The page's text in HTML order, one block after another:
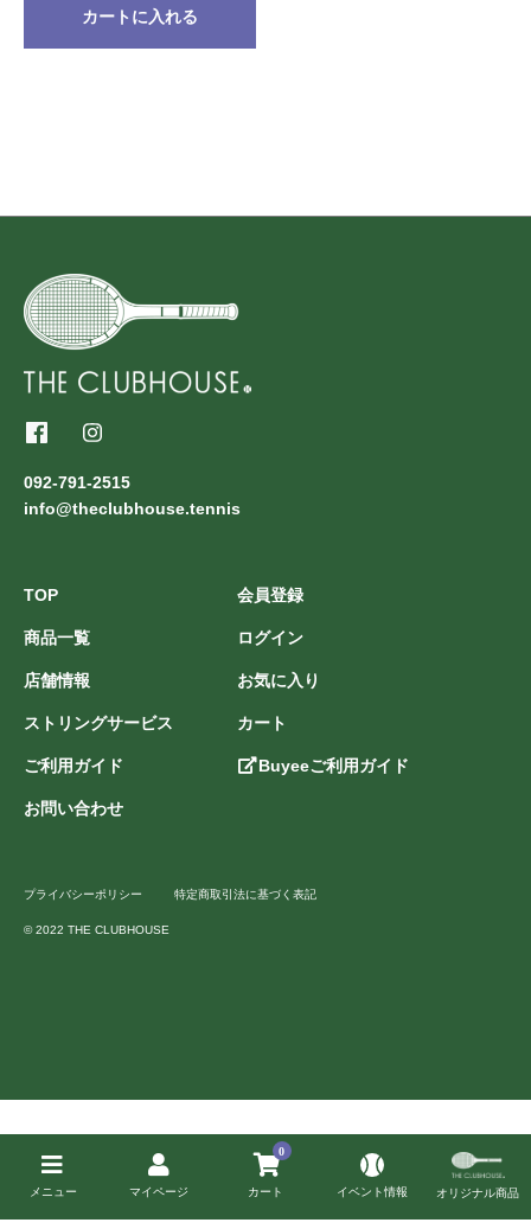
カートに入れる
092-791-2515
info@theclubhouse.tennis
TOP
商品一覧
店舗情報
ストリングサービス
ご利用ガイド
お問い合わせ
会員登録
ログイン
お気に入り
カート
Buyeeご利用ガイド
プライバシーポリシー 特定商取引法に基づく表記
© 2022 THE CLUBHOUSE
メニュー マイページ
0
カート イベント情報 オリジナル商品